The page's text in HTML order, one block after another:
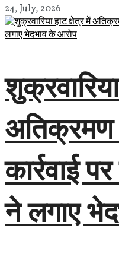
24, July, 2026
अतिक्रमण
कार्रवाई
ने लगाए